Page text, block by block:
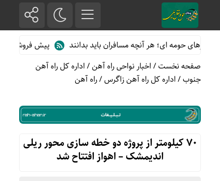
حومه ای؛ هر آنچه مسافران باید بدانند
پیش فروش بلیت
صفحه نخست/اخبار نواحی راه آهن/اداره کل راه آهن
جنوب/اداره کل راه آهن زاگرس/راه آهن
۷۰ کیلومتر از پروژه دو خطه سازی محور ریلی
اندیمشک – اهواز افتتاح شد